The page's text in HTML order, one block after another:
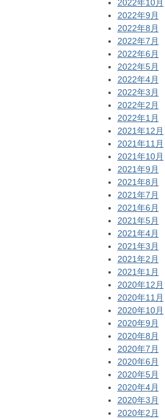
2022年10月
2022年9月
2022年8月
2022年7月
2022年6月
2022年5月
2022年4月
2022年3月
2022年2月
2022年1月
2021年12月
2021年11月
2021年10月
2021年9月
2021年8月
2021年7月
2021年6月
2021年5月
2021年4月
2021年3月
2021年2月
2021年1月
2020年12月
2020年11月
2020年10月
2020年9月
2020年8月
2020年7月
2020年6月
2020年5月
2020年4月
2020年3月
2020年2月